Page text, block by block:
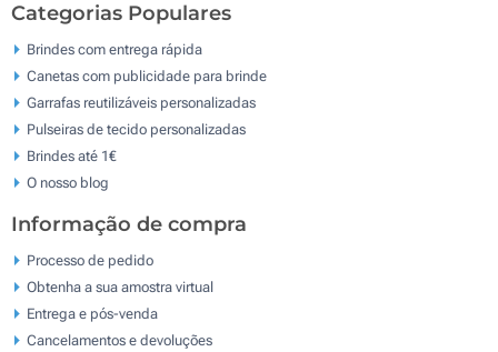
Categorias Populares
Brindes com entrega rápida
Canetas com publicidade para brinde
Garrafas reutilizáveis personalizadas
Pulseiras de tecido personalizadas
Brindes até 1€
O nosso blog
Informação de compra
Processo de pedido
Obtenha a sua amostra virtual
Entrega e pós-venda
Cancelamentos e devoluções